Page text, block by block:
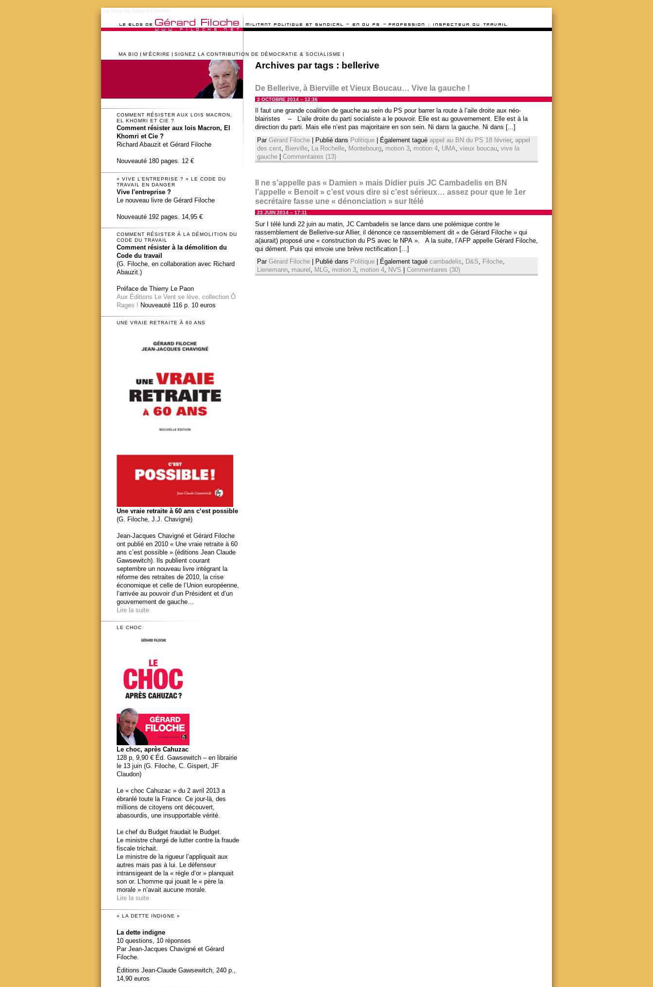
MA BIO M’ÉCRIRE SIGNEZ LA CONTRIBUTION DE DÉMOCRATIE & SOCIALISME
Archives par tags : bellerive
De Bellerive, à Bierville et Vieux Boucau… Vive la gauche !
3 OCTOBRE 2014 – 12:36
Il faut une grande coalition de gauche au sein du PS pour barrer la route à l’aile droite aux néo-
blairistes – L’aile droite du parti socialiste a le pouvoir. Elle est au gouvernement. Elle est à la
direction du parti. Mais elle n’est pas majoritaire en son sein. Ni dans la gauche. Ni dans [...]
Par Gérard Filoche Publié dans Politique Également tagué appel au BN du PS 18 février, appel
des cent, Bierville, La Rochelle, Montebourg, motion 3, motion 4, UMA vieux boucau, vive la
gauche
Commentaires (13)
Il ne s’appelle pas « Damien » mais Didier puis JC Cambadelis en BN
l’appelle « Benoit » c’est vous dire si c’est sérieux… assez pour que le 1er
secrétaire fasse une « dénonciation » sur Itélé
23 JUIN 2014 – 17:11
Sur I télé lundi 22 juin au matin, JC Cambadelis se lance dans une polémique contre le
rassemblement de Bellerive-sur Allier, il dénonce ce rassemblement dit « de Gérard Filoche » qui
a(aurait) proposé une « construction du PS avec le NPA ». A la suite, l’AFP appelle Gérard Filoche,
qui dément. Puis qui envoie une brève rectification [...]
Par Gérard Filoche Publié dans Politique Également tagué cambadelis, D&S, Filoche,
Lienemann, maurel , MLG, motion 3, motion 4, NVS Commentaires (30)
COMMENT RÉSISTER AUX LOIS MACRON,
EL KHOMRI ET CIE ?
Comment résister aux lois Macron, El
Khomri et Cie ?
Richard Abauzit et Gérard Filoche
Nouveauté 180 pages. 12 €
« VIVE L’ENTREPRISE ? » LE CODE DU
TRAVAIL EN DANGER
Vive l'entreprise ?
Le nouveau livre de Gérard Filoche
Nouveauté 192 pages. 14,95 €
COMMENT RÉSISTER À LA DÉMOLITION DU
CODE DU TRAVAIL
Comment résister à la démolition du
Code du travail
(G. Filoche, en collaboration avec Richard
Abauzit.)
Préface de Thierry Le Paon
Aux Éditions Le Vent se lève, collection Ô
Rages ! Nouveauté 116 p. 10 euros
UNE VRAIE RETRAITE À 60 ANS
Une vraie retraite à 60 ans c‘est possible
(G. Filoche, J.J. Chavigné)
Jean-Jacques Chavigné et Gérard Filoche
ont publié en 2010 « Une vraie retraite à 60
ans c’est possible » (éditions Jean Claude
Gawsewitch). Ils publient courant
septembre un nouveau livre intégrant la
réforme des retraites de 2010, la crise
économique et celle de l’Union européenne,
l’arrivée au pouvoir d’un Président et d’un
gouvernement de gauche…
Lire la suite
LE CHOC
Le choc, après Cahuzac
128 p, 9,90 € Éd. Gawsewitch – en librairie
le 13 juin (G. Filoche, C. Gispert, JF
Claudon)
Le « choc Cahuzac » du 2 avril 2013 a
ébranlé toute la France. Ce jour-là, des
millions de citoyens ont découvert,
abasourdis, une insupportable vérité.
Le chef du Budget fraudait le Budget.
Le ministre chargé de lutter contre la fraude
fiscale trichait.
Le ministre de la rigueur l’appliquait aux
autres mais pas à lui. Le défenseur
intransigeant de la « règle d’or » planquait
son or. L’homme qui jouait le « père la
morale » n’avait aucune morale.
Lire la suite
« LA DETTE INDIGNE »
La dette indigne
10 questions, 10 réponses
Par Jean-Jacques Chavigné et Gérard
Filoche.
Éditions Jean-Claude Gawsewitch, 240 p.,
14,90 euros